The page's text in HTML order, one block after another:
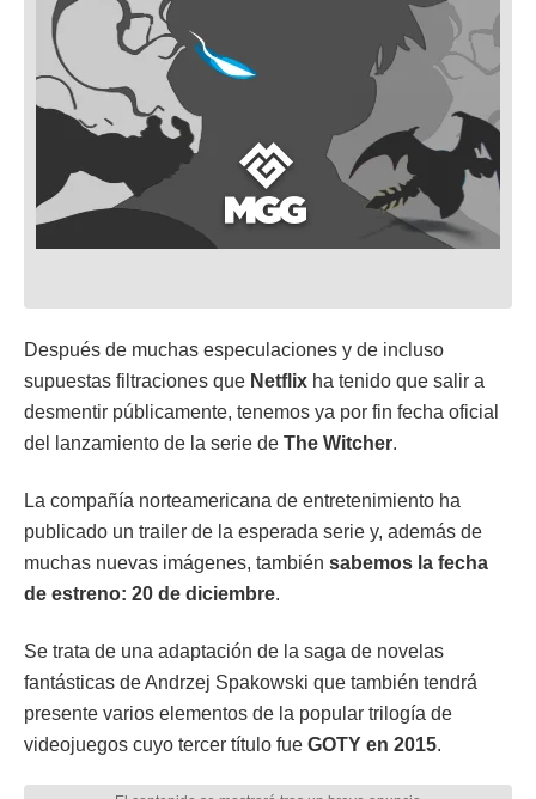
Después de muchas especulaciones y de incluso
supuestas filtraciones que Netflix ha tenido que salir a
desmentir públicamente, tenemos ya por fin fecha oficial
del lanzamiento de la serie de The Witcher.
La compañía norteamericana de entretenimiento ha
publicado un trailer de la esperada serie y, además de
muchas nuevas imágenes, también sabemos la fecha
de estreno: 20 de diciembre.
Se trata de una adaptación de la saga de novelas
fantásticas de Andrzej Spakowski que también tendrá
presente varios elementos de la popular trilogía de
videojuegos cuyo tercer título fue GOTY en 2015.